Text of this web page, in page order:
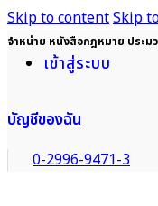
Skip to contentSkip
จำหน่าย หนังสือกฎหมาย ประ
เข้าสู่ระบบ
บัญชีของฉัน
0-2996-9471-3